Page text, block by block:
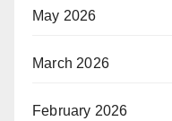
May 2026
March 2026
February 2026